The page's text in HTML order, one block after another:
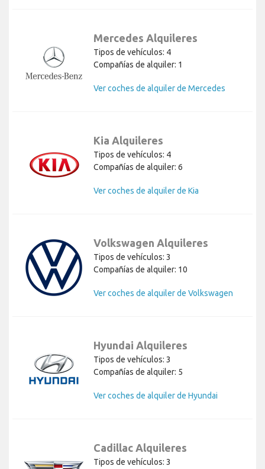
Mercedes Alquileres
Tipos de vehículos: 4
Compañías de alquiler: 1
Ver coches de alquiler de Mercedes
Kia Alquileres
Tipos de vehículos: 4
Compañías de alquiler: 6
Ver coches de alquiler de Kia
Volkswagen Alquileres
Tipos de vehículos: 3
Compañías de alquiler: 10
Ver coches de alquiler de Volkswagen
Hyundai Alquileres
Tipos de vehículos: 3
Compañías de alquiler: 5
Ver coches de alquiler de Hyundai
Cadillac Alquileres
Tipos de vehículos: 3